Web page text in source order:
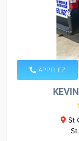
APPELEZ
St